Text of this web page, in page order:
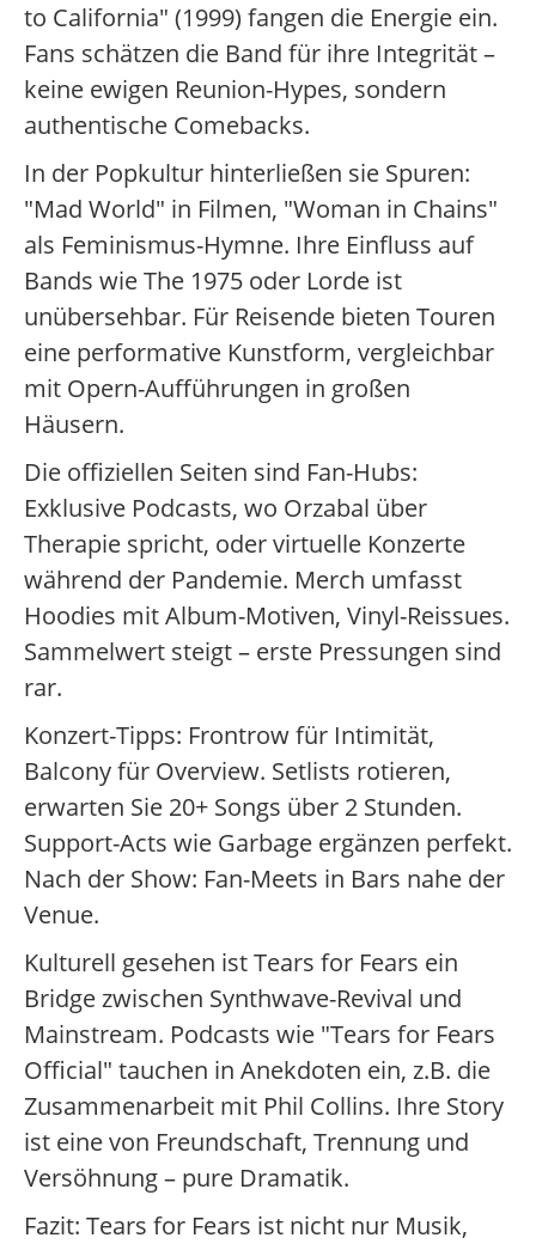
to California" (1999) fangen die Energie ein.
Fans schätzen die Band für ihre Integrität –
keine ewigen Reunion-Hypes, sondern
authentische Comebacks.
In der Popkultur hinterließen sie Spuren:
"Mad World" in Filmen, "Woman in Chains"
als Feminismus-Hymne. Ihre Einfluss auf
Bands wie The 1975 oder Lorde ist
unübersehbar. Für Reisende bieten Touren
eine performative Kunstform, vergleichbar
mit Opern-Aufführungen in großen
Häusern.
Die offiziellen Seiten sind Fan-Hubs:
Exklusive Podcasts, wo Orzabal über
Therapie spricht, oder virtuelle Konzerte
während der Pandemie. Merch umfasst
Hoodies mit Album-Motiven, Vinyl-Reissues.
Sammelwert steigt – erste Pressungen sind
rar.
Konzert-Tipps: Frontrow für Intimität,
Balcony für Overview. Setlists rotieren,
erwarten Sie 20+ Songs über 2 Stunden.
Support-Acts wie Garbage ergänzen perfekt.
Nach der Show: Fan-Meets in Bars nahe der
Venue.
Kulturell gesehen ist Tears for Fears ein
Bridge zwischen Synthwave-Revival und
Mainstream. Podcasts wie "Tears for Fears
Official" tauchen in Anekdoten ein, z.B. die
Zusammenarbeit mit Phil Collins. Ihre Story
ist eine von Freundschaft, Trennung und
Versöhnung – pure Dramatik.
Fazit: Tears for Fears ist nicht nur Musik,